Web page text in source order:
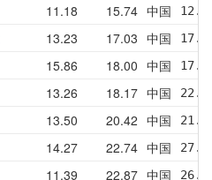
11.18 15.74 中国
13.23 17.03 中国
15.86 18.00 中国
13.26 18.17 中国
13.50 20.42 中国
14.27 22.74 中国
11.39 22.87 中国